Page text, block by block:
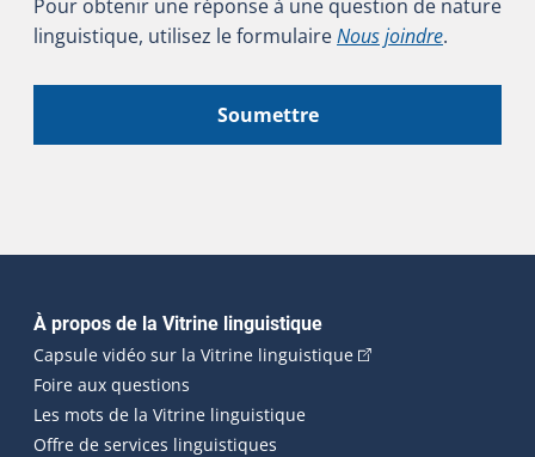
Pour obtenir une réponse à une question de nature
linguistique, utilisez le formulaireNous joindre.
Soumettre
Navigation principale
À propos de la Vitrine linguistique
Capsule vidéo sur la Vitrine linguistique(Cet hyperlien
Foire aux questions
Les mots de la Vitrine linguistique
Offre de services linguistiques